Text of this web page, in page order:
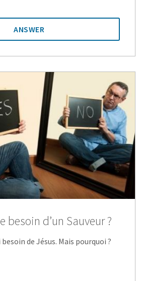
ANSWER
besoin d’un Sauveur ?
de Jésus. Mais pourquoi ?